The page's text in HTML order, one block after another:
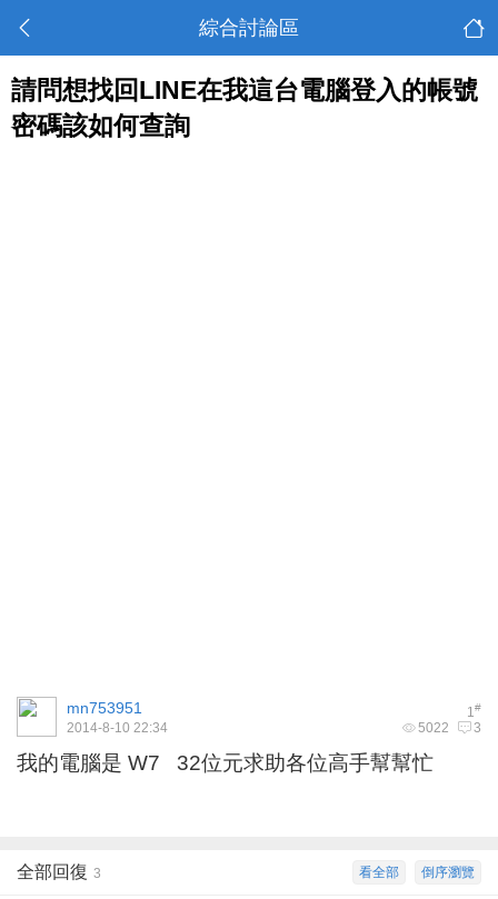
綜合討論區
請問想找回LINE在我這台電腦登入的帳號
密碼該如何查詢
1#
mn753951
5022 3
2014-8-10 22:34
我的電腦是 W7 32位元求助各位高手幫幫忙
倒序瀏覽
看全部
全部回復 3